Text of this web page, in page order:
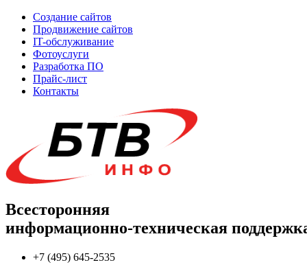
Создание сайтов
Продвижение сайтов
IT-обслуживание
Фотоуслуги
Разработка ПО
Прайс-лист
Контакты
Всесторонняя
информационно-техническая
+7 (495) 645-2535